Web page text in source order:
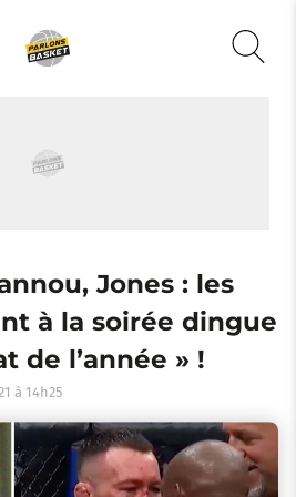
Jones : les
à la soirée dingue
de l’année » !
à 14h25